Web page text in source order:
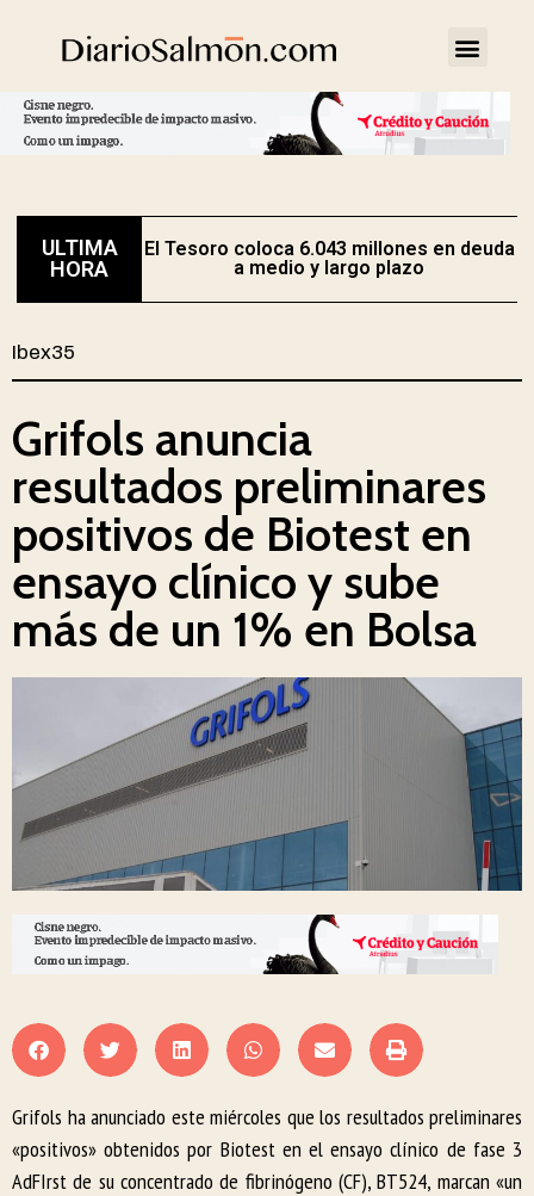
ULTIMA
HORA
El Tesoro coloca 6.043 millones en deuda
a medio y largo plazo
Ibex35
Grifols anuncia
resultados preliminares
positivos de Biotest en
ensayo clínico y sube
más de un 1% en Bolsa
Grifols ha anunciado este miércoles que los resultados preliminares
«positivos» obtenidos por Biotest en el ensayo clínico de fase 3
AdFIrst de su concentrado de fibrinógeno (CF), BT524, marcan «un